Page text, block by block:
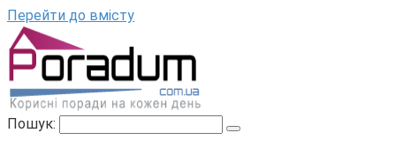
Перейти до вмісту
Пошук: